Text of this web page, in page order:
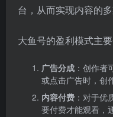
台，从而实现内容的
大鱼号的盈利模式主
广告分成 ：创作
或点击广告时，创
内容付费 ：对于
要付费才能观看，